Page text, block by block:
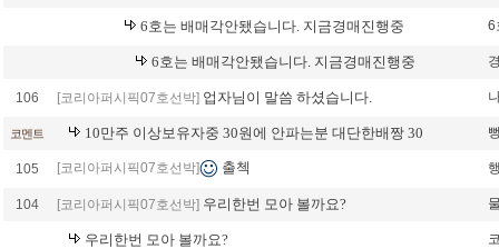
6호는 배매각안됐습니다. 지금경매진행중 6
6호는 배매각안됐습니다. 지금경매진행중
106 [코리아퍼시픽07호선박] 업자님이 말씀 하셨습니다.
코멘트 10만주 이상보유자중 30원에 안파는분 대단한배짱 30
105 [코리아퍼시픽07호선박] 출첵
104 [코리아퍼시픽07호선박] 우리한번 모아 볼까요?
우리한번 모아 볼까요?